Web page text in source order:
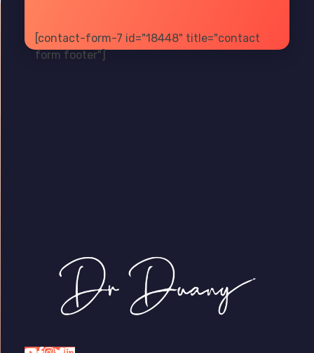
[contact-form-7 id="18448" title="contact
form footer"]